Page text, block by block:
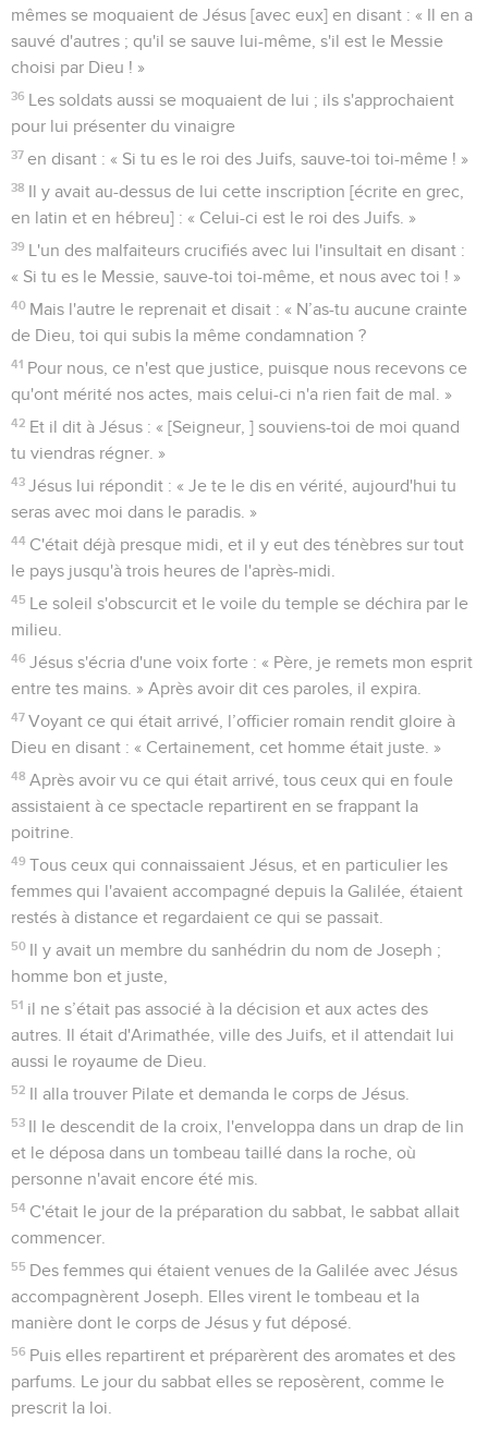
mêmes se moquaient de Jésus [avec eux] en disant : « Il en a
sauvé d'autres ; qu'il se sauve lui-même, s'il est le Messie
choisi par Dieu ! »
36 Les soldats aussi se moquaient de lui ; ils s'approchaient
pour lui présenter du vinaigre
37 en disant : « Si tu es le roi des Juifs, sauve-toi toi-même ! »
38 Il y avait au-dessus de lui cette inscription [écrite en grec,
en latin et en hébreu] : « Celui-ci est le roi des Juifs. »
39 L'un des malfaiteurs crucifiés avec lui l'insultait en disant :
« Si tu es le Messie, sauve-toi toi-même, et nous avec toi ! »
40 Mais l'autre le reprenait et disait : « N’as-tu aucune crainte
de Dieu, toi qui subis la même condamnation ?
41 Pour nous, ce n'est que justice, puisque nous recevons ce
qu'ont mérité nos actes, mais celui-ci n'a rien fait de mal. »
42 Et il dit à Jésus : « [Seigneur, ] souviens-toi de moi quand
tu viendras régner. »
43 Jésus lui répondit : « Je te le dis en vérité, aujourd'hui tu
seras avec moi dans le paradis. »
44 C'était déjà presque midi, et il y eut des ténèbres sur tout
le pays jusqu'à trois heures de l'après-midi.
45 Le soleil s'obscurcit et le voile du temple se déchira par le
milieu.
46 Jésus s'écria d'une voix forte : « Père, je remets mon esprit
entre tes mains. » Après avoir dit ces paroles, il expira.
47 Voyant ce qui était arrivé, l’officier romain rendit gloire à
Dieu en disant : « Certainement, cet homme était juste. »
48 Après avoir vu ce qui était arrivé, tous ceux qui en foule
assistaient à ce spectacle repartirent en se frappant la
poitrine.
49 Tous ceux qui connaissaient Jésus, et en particulier les
femmes qui l'avaient accompagné depuis la Galilée, étaient
restés à distance et regardaient ce qui se passait.
50 Il y avait un membre du sanhédrin du nom de Joseph ;
homme bon et juste,
51 il ne s’était pas associé à la décision et aux actes des
autres. Il était d'Arimathée, ville des Juifs, et il attendait lui
aussi le royaume de Dieu.
52 Il alla trouver Pilate et demanda le corps de Jésus.
53 Il le descendit de la croix, l'enveloppa dans un drap de lin
et le déposa dans un tombeau taillé dans la roche, où
personne n'avait encore été mis.
54 C'était le jour de la préparation du sabbat, le sabbat allait
commencer.
55 Des femmes qui étaient venues de la Galilée avec Jésus
accompagnèrent Joseph. Elles virent le tombeau et la
manière dont le corps de Jésus y fut déposé.
56 Puis elles repartirent et préparèrent des aromates et des
parfums. Le jour du sabbat elles se reposèrent, comme le
prescrit la loi.